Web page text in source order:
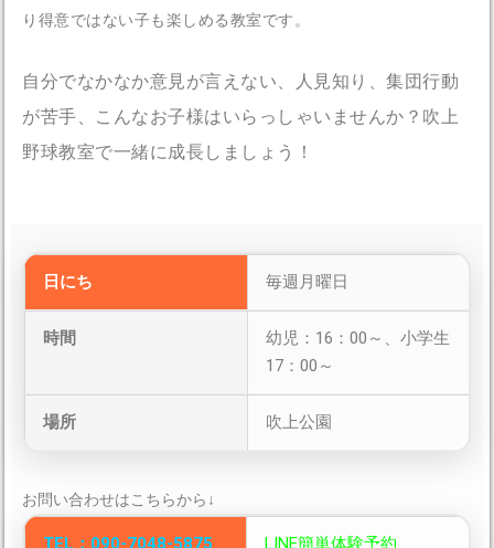
り得意ではない子も楽しめる教室です。
自分でなかなか意見が言えない、人見知り、集団行動
が苦手、こんなお子様はいらっしゃいませんか？吹上
野球教室で一緒に成長しましょう！
日にち 毎週月曜日
時間
幼児：16：00～、小学生
17：00～
場所 吹上公園
お問い合わせはこちらから↓
TEL：090-7048-5875 LINE簡単体験予約